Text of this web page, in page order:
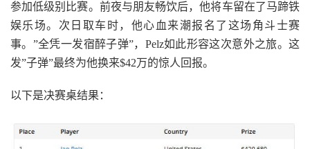
参加低级别比赛。前夜与朋友畅饮后，他将车留在了马蹄铁
娱乐场。次日取车时，他心血来潮报名了这场角斗士赛
事。”全凭一发宿醉子弹”，Pelz如此形容这次意外之旅。这
发”子弹”最终为他换来$42万的惊人回报。
以下是决赛桌结果：